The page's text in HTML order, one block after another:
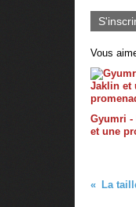
Vous
Gyumri -
et une
La